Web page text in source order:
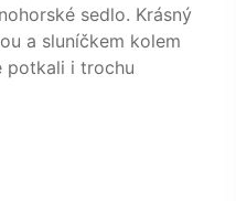
sedlo. Krásný
a sluníčkem kolem
potkali i trochu